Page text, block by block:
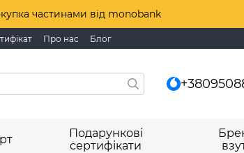
частинами від monobank
Про нас Блог
Подарункові
сертифікати